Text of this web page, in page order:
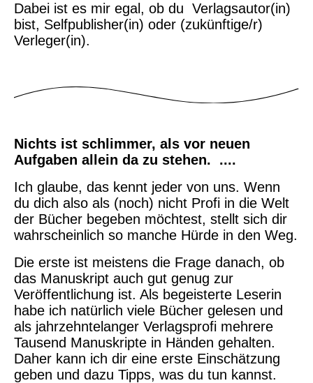
Dabei ist es mir egal, ob du Verlagsautor(in)
bist, Selfpublisher(in) oder (zukünftige/r)
Verleger(in).
Nichts ist schlimmer, als vor neuen
Aufgaben allein da zu stehen. ....
Ich glaube, das kennt jeder von uns. Wenn
du dich also als (noch) nicht Profi in die Welt
der Bücher begeben möchtest, stellt sich dir
wahrscheinlich so manche Hürde in den Weg.
Die erste ist meistens die Frage danach, ob
das Manuskript auch gut genug zur
Veröffentlichung ist. Als begeisterte Leserin
habe ich natürlich viele Bücher gelesen und
als jahrzehntelanger Verlagsprofi mehrere
Tausend Manuskripte in Händen gehalten.
Daher kann ich dir eine erste Einschätzung
geben und dazu Tipps, was du tun kannst.